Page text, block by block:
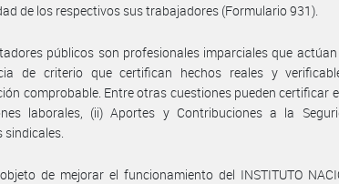
de los respectivos sus trabajadores (Formulario 931).
públicos son profesionales imparciales que
de criterio que certifican hechos reales y
comprobable. Entre otras cuestiones pueden certificar
laborales, (ii) Aportes y Contribuciones a la
sindicales.
de mejorar el funcionamiento del INSTITUTO